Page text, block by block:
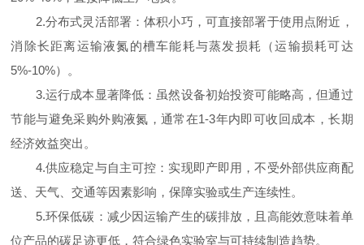
2.分布式灵活部署：体积小巧，可直接部署于使用点附近，
消除长距离运输液氮的槽车能耗与蒸发损耗（运输损耗可达
5%-10%）。
3.运行成本显著降低：虽然设备初始投资可能略高，但通过
节能与避免采购外购液氮，通常在1-3年内即可收回成本，长期
经济效益突出。
4.供应稳定与自主可控：实现即产即用，不受外部供应商配
送、天气、交通等因素影响，保障实验或生产连续性。
5.环保低碳：减少因运输产生的碳排放，且高能效意味着单
位产品的碳足迹更低，符合绿色实验室与可持续制造趋势。